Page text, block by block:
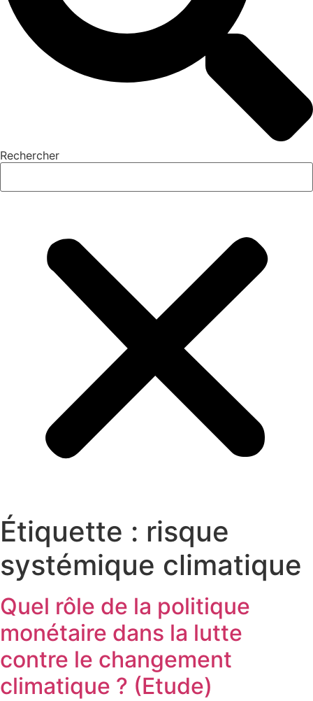
Rechercher
Étiquette : risque
systémique climatique
Quel rôle de la politique
monétaire dans la lutte
contre le changement
climatique ? (Etude)